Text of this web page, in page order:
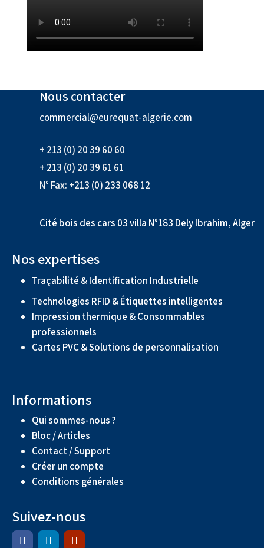
Nous contacter
commercial@eurequat-algerie.com
+ 213 (0) 20 39 60 60
+ 213 (0) 20 39 61 61
N° Fax: +213 (0) 233 068 12
Cité bois des cars 03 villa N°183 Dely Ibrahim, Alger
Nos expertises
Traçabilité & Identification Industrielle
Technologies RFID & Étiquettes intelligentes
Impression thermique & Consommables
professionnels
Cartes PVC & Solutions de personnalisation
Informations
Qui sommes-nous ?
Bloc / Articles
Contact / Support
Créer un compte
Conditions générales
Suivez-nous